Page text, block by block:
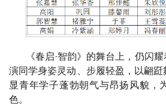
《春启·智韵》的舞台上，仍闪
演同学身姿灵动、步履轻盈，以翩
显青年学子蓬勃朝气与昂扬风貌，
色。